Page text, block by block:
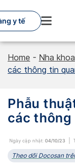
to
content
y tế
Home - Nha khoa
các thông tin
Phẫu
các
Ngày cập nhật: 04/10/23
Theo dõi Docosan